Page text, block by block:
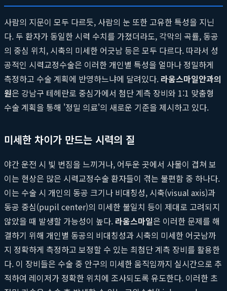
사람의 지문이 모두 다르듯, 사람의 눈 또한 고유한 특성을 지닌
다. 두 환자가 동일한 시력 수치를 가졌더라도, 각막의 곡률, 동공
의 중심 위치, 시축의 미세한 어긋남 등은 모두 다르다. 따라서 성
공적인 시력교정수술은 이러한 개인별 특성을 얼마나 정밀하게
측정하고 수술 계획에 반영하느냐에 달려있다. 라움스마일안과의
원은 강남구 테헤란로 중심가에서 첨단 계측 장비와 1:1 맞춤형
수술 계획을 통해 '정밀 의료'의 새로운 기준을 제시하고 있다.
미세한 차이가 만드는 시력의 질
야간 운전 시 빛 번짐을 느끼거나, 어두운 곳에서 사물이 겹쳐 보
이는 현상은 많은 시력교정수술 환자들이 겪는 불편함 중 하나다.
이는 수술 시 개인의 동공 크기나 비대칭성, 시축(visual axis)과
동공 중심(pupil center)의 미세한 불일치 등이 제대로 고려되지
않았을 때 발생할 가능성이 높다. 라움스마일은 이러한 문제를 해
결하기 위해 개인별 동공의 비대칭성과 시축의 미세한 어긋남까
지 정확하게 측정하고 보정할 수 있는 최첨단 계측 장비를 활용한
다. 이 장비들은 수술 중 안구의 미세한 움직임까지 실시간으로 추
적하여 레이저가 정확한 위치에 조사되도록 유도한다. 이러한 초